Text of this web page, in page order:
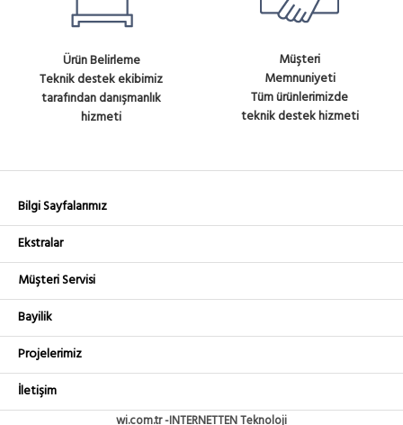
Ürün Belirleme
Teknik destek ekibimiz
tarafından danışmanlık
hizmeti
Müşteri
Memnuniyeti
Tüm ürünlerimizde
teknik destek hizmeti
Bilgi Sayfalarımız
Ekstralar
Müşteri Servisi
Bayilik
Projelerimiz
İletişim
wi.com.tr -INTERNETTEN Teknoloji